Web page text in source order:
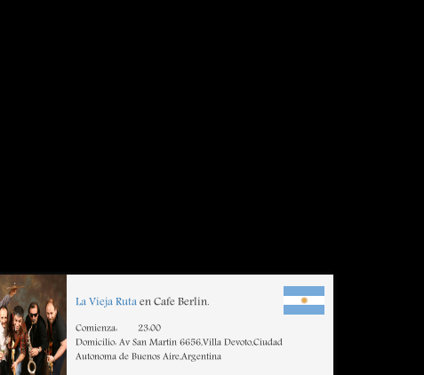
La Vieja Rutaen Cafe Berlin.
Comienza:
23:00
Domicilio: Av San Martin 6656,Villa Devoto,Ciudad
Autonoma de Buenos Aire,Argentina